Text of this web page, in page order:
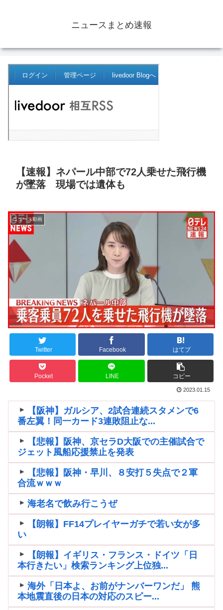
ニュースまとめ速報
【速報】ネパール中部で72人乗せた飛行機
が墜落 現場では遺体も
ニュース動画
Twitter Facebook はてブ
Pocket LINE コピー
2023.01.15
【阪神】ガルシア、2試合連続スタメンで6
番左翼！同一カード3連敗阻止な...
【悲報】阪神、京セラD大阪での主催試合で
ジェット風船応援禁止を発表
【悲報】阪神・早川、８安打５失点で２軍
合流ｗｗｗ
海老名で飲み行こうぜ
【朗報】FF14プレイヤーガチで若い女が多
い
【朗報】イギリス・フランス・ドイツ「日
本行きたい」検索ランキング上位独...
海外「日本よ、お前がナンバーワンだ」 熊
本地震直後の日本の対応のスピー...